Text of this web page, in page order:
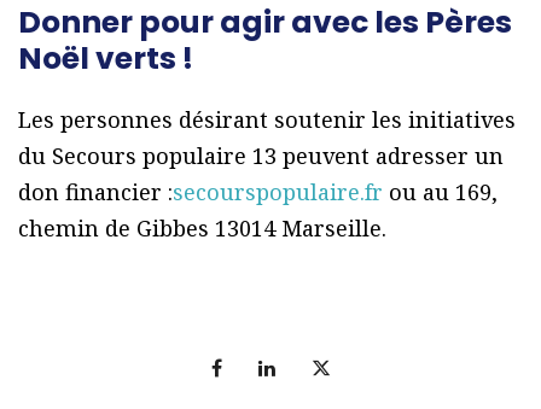
Donner pour agir avec les Pères
Noël verts !
Les personnes désirant soutenir les initiatives
du Secours populaire 13 peuvent adresser un
don financier :secourspopulaire.fr ou au 169,
chemin de Gibbes 13014 Marseille.